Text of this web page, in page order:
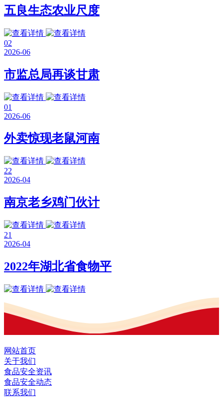
五良生态农业尺度
02
2026-06
市监总局再谈甘肃
01
2026-06
外卖惊现老鼠河南
22
2026-04
南京老乡鸡门伙计
21
2026-04
2022年湖北省食物平
网站首页
关于我们
食品安全资讯
食品安全动态
联系我们